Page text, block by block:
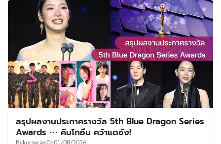
สรุปผลงานประกาศรางวัล 5th Blue Dragon Series
Awards ⋯ คิมโกอึน คว้าแดซัง!
BykorseriesOn01/08/2026